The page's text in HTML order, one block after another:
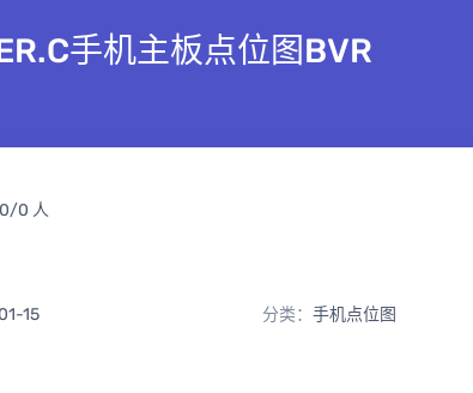
手机主板点位图BVR
0/0 人
15 分类： 手机点位图